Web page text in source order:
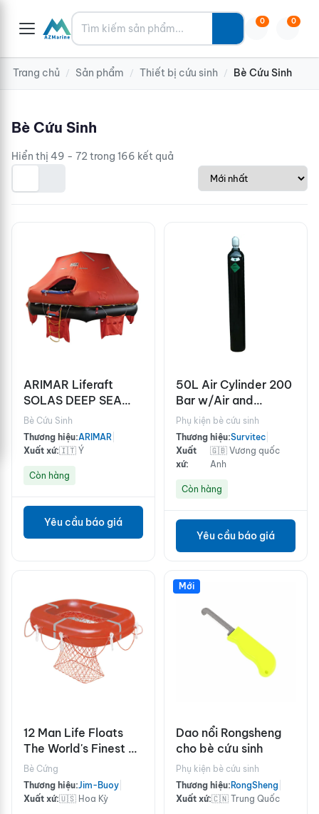
Tìm kiếm 0 0
Trang chủ / Sản phẩm / Thiết bị cứu sinh / Bè Cứu Sinh
Bè Cứu Sinh
Hiển thị 49 - 72 trong 166 kết quả
ARIMAR Liferaft
SOLAS DEEP SEA
II,Throw Overboard,6
prs,canister (A)
Bè Cứu Sinh
Thương hiệu:ARIMAR
Xuất xứ:🇮🇹 Ý
Còn hàng
Yêu cầu báo giá
50L Air Cylinder 200
Bar w/Air and
Handwheel
Operated Valve for
Lifeboat
Phụ kiện bè cứu sinh
Thương hiệu:Survitec
Xuất
xứ:
🇬🇧 Vương quốc
Anh
Còn hàng
Yêu cầu báo giá
12 Man Life Floats
The World's Finest -
U. S. Coast Guard
Approved
Bè Cứng
Thương hiệu:Jim-Buoy
Xuất xứ:🇺🇸 Hoa Kỳ
Mới
Dao nổi Rongsheng
cho bè cứu sinh
Phụ kiện bè cứu sinh
Thương hiệu: RongSheng
Xuất xứ:🇨🇳 Trung Quốc